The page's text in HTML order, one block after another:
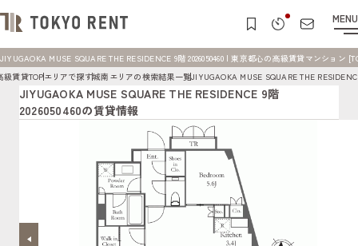
MENU
JIYUGAOKA MUSE SQUARE THE RESIDENCE 9階 2026050460 | 東京都心の高級賃貸マンション
級賃貸TOPエリアで探す城南エリアの検索結果一覧JIYUGAOKA MUSE SQUARE THE
JIYUGAOKA MUSE SQUARE THE RESIDENCE 9階
2026050460の賃貸情報